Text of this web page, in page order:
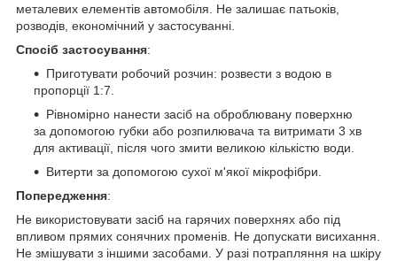
металевих елементів автомобіля. Не залишає патьоків,
розводів, економічний у застосуванні.
Спосіб застосування:
Приготувати робочий розчин: розвести з водою в
пропорції 1:7.
Рівномірно нанести засіб на оброблювану поверхню
за допомогою губки або розпилювача та витримати 3 хв
для активації, після чого змити великою кількістю води.
Витерти за допомогою сухої м'якої мікрофібри.
Попередження:
Не використовувати засіб на гарячих поверхнях або під
впливом прямих сонячних променів. Не допускати висихання.
Не змішувати з іншими засобами. У разі потрапляння на шкіру